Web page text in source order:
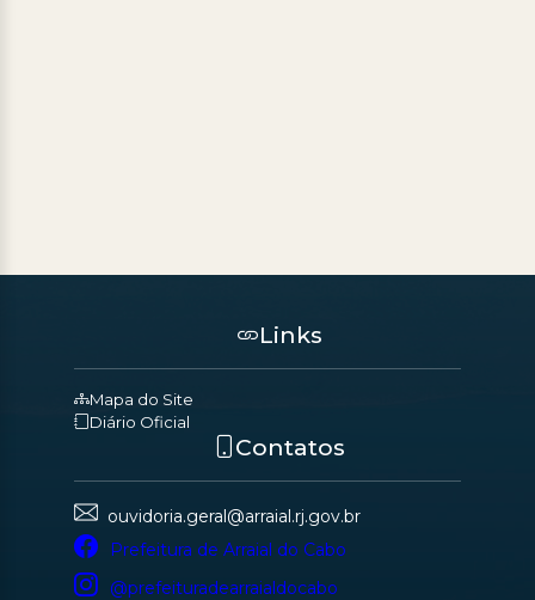
Links
Mapa do Site
Diário Oficial
Contatos
ouvidoria.geral@arraial.rj.gov.br
Prefeitura de Arraial do Cabo
@prefeituradearraialdocabo